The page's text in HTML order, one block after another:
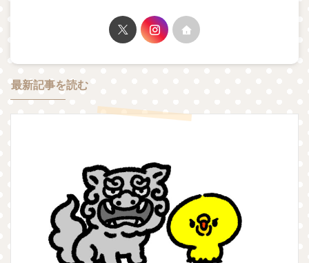
最新記事を読む